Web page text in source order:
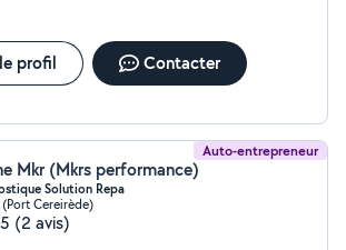
profil Contacter
Auto-entrepreneur
Mkr (Mkrs performance)
Solution Repa
(Port Cereirède)
(2 avis)